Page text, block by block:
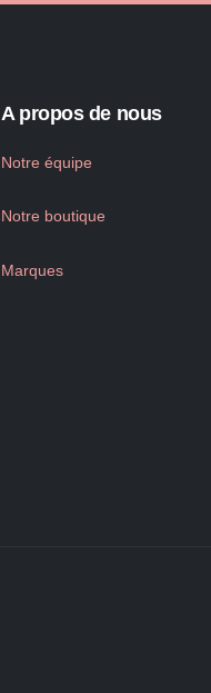
A propos de nous
Notre équipe
Notre boutique
Marques